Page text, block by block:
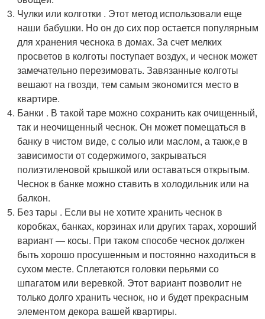
Чулки или колготки . Этот метод использовали еще
наши бабушки. Но он до сих пор остается популярным
для хранения чеснока в домах. За счет мелких
просветов в колготы поступает воздух, и чеснок может
замечательно перезимовать. Завязанные колготы
вешают на гвозди, тем самым экономится место в
квартире.
Банки . В такой таре можно сохранить как очищенный,
так и неочищенный чеснок. Он может помещаться в
банку в чистом виде, с солью или маслом, а такж,е в
зависимости от содержимого, закрываться
полиэтиленовой крышкой или оставаться открытым.
Чеснок в банке можно ставить в холодильник или на
балкон.
Без тары . Если вы не хотите хранить чеснок в
коробках, банках, корзинах или других тарах, хороший
вариант — косы. При таком способе чеснок должен
быть хорошо просушенным и постоянно находиться в
сухом месте. Сплетаются головки перьями со
шпагатом или веревкой. Этот вариант позволит не
только долго хранить чеснок, но и будет прекрасным
элементом декора вашей квартиры.